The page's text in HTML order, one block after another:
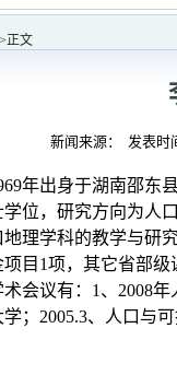
正文
新闻来源： 发表时
年出身于湖南邵东
学位，研究方向为人
理学科的教学与研
目1项，其它省部级
会议有：1、2008
；2005.3、人口与